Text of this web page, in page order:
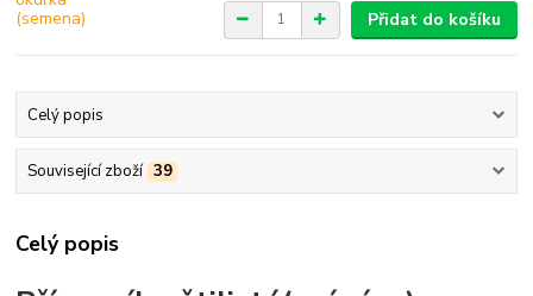
Přidat do košíku
Celý popis
Související zboží 39
Celý popis